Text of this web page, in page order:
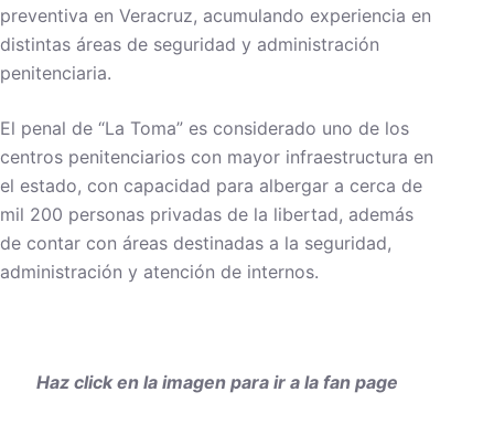
preventiva en Veracruz, acumulando experiencia en
distintas áreas de seguridad y administración
penitenciaria.
El penal de “La Toma” es considerado uno de los
centros penitenciarios con mayor infraestructura en
el estado, con capacidad para albergar a cerca de
mil 200 personas privadas de la libertad, además
de contar con áreas destinadas a la seguridad,
administración y atención de internos.
Haz click en la imagen para ir a la fan page